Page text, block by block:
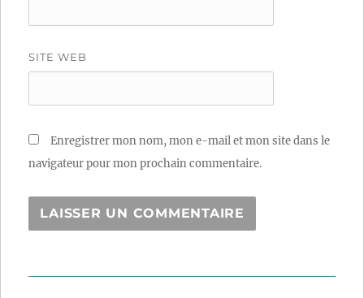
SITE WEB
Enregistrer mon nom, mon e-mail et mon site dans le
navigateur pour mon prochain commentaire.